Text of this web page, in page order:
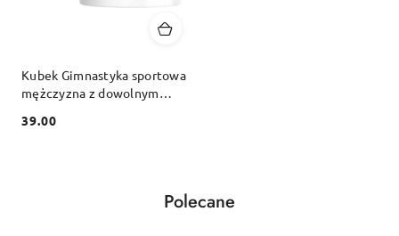
Kubek Gimnastyka sportowa
mężczyzna z dowolnym
Cena:
39.00
Pomiń karuzelę produktów
Produkty
Polecane